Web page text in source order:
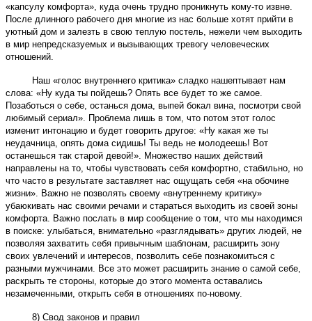
«капсулу комфорта», куда очень трудно проникнуть кому-то извне.
После длинного рабочего дня многие из нас больше хотят прийти в
уютный дом и залезть в свою теплую постель, нежели чем выходить
в мир непредсказуемых и вызывающих тревогу человеческих
отношений.
Наш «голос внутреннего критика» сладко нашептывает нам
слова: «Ну куда ты пойдешь? Опять все будет то же самое.
Позаботься о себе, останься дома, выпей бокал вина, посмотри свой
любимый сериал». Проблема лишь в том, что потом этот голос
изменит интонацию и будет говорить другое: «Ну какая же ты
неудачница, опять дома сидишь! Ты ведь не молодеешь! Вот
останешься так старой девой!». Множество наших действий
направлены на то, чтобы чувствовать себя комфортно, стабильно, но
что часто в результате заставляет нас ощущать себя «на обочине
жизни». Важно не позволять своему «внутреннему критику»
убаюкивать нас своими речами и стараться выходить из своей зоны
комфорта. Важно послать в мир сообщение о том, что мы находимся
в поиске: улыбаться, внимательно «разглядывать» других людей, не
позволяя захватить себя привычным шаблонам, расширить зону
своих увлечений и интересов, позволить себе познакомиться с
разными мужчинами. Все это может расширить знание о самой себе,
раскрыть те стороны, которые до этого момента оставались
незамеченными, открыть себя в отношениях по-новому.
8) Свод законов и правил